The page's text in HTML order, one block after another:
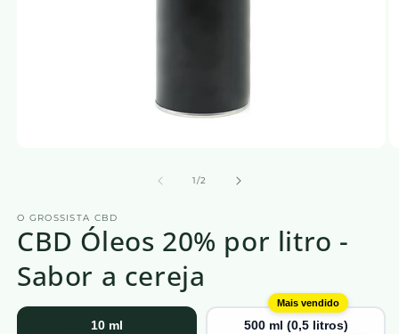
janela
modal
1/de
2
O GROSSISTA CBD
CBD Óleos 20% por litro -
Sabor a cereja
10 ml
Mais vendido
500 ml (0,5 litros)